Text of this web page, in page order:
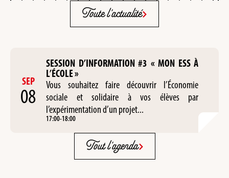
Toute l'actualité
SEP
08
SESSION D’INFORMATION #3 « MON ESS À
L’ÉCOLE »
Vous souhaitez faire découvrir l’Économie
sociale et solidaire à vos élèves par
l’expérimentation d’un projet...
17:00-18:00
Tout l'agenda